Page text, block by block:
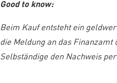
Good to know:
Beim Kauf entsteht ein
die Meldung an das
Selbständige den Nachweis